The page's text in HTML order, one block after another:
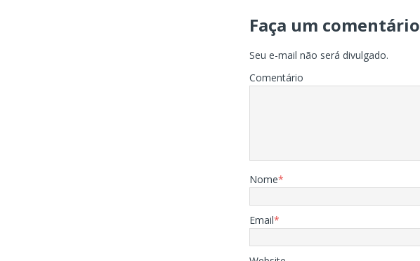
Faça um comentário
Seu e-mail não será divulgado.
Comentário
Nome*
Email*